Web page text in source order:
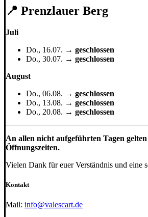
📍 Prenzlauer Berg
Juli
Do., 16.07. → geschlossen
Do., 30.07. → geschlossen
August
Do., 06.08. → geschlossen
Do., 13.08. → geschlossen
Do., 20.08. → geschlossen
An allen nicht aufgeführten Tagen
Öffnungszeiten.
Vielen Dank für euer Verständnis und eine
Kontakt
Mail: info@valescart.de